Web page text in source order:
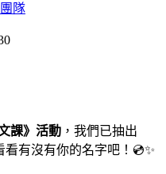
隊
課》活動 ，我們已抽出
有沒有你的名字吧！💿✨